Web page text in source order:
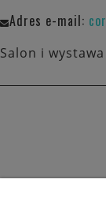
Adres e-mail:
Salon i